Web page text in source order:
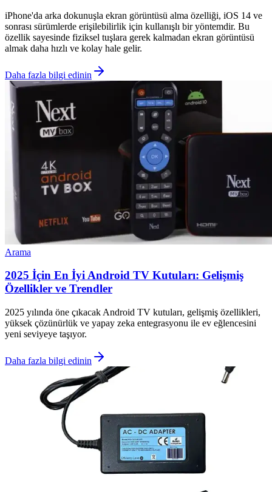
iPhone'da arka dokunuşla ekran görüntüsü alma özelliği, iOS 14 ve
sonrası sürümlerde erişilebilirlik için kullanışlı bir yöntemdir. Bu
özellik sayesinde fiziksel tuşlara gerek kalmadan ekran görüntüsü
almak daha hızlı ve kolay hale gelir.
Daha fazla bilgi edinin
Arama
2025 İçin En İyi Android TV Kutuları: Gelişmiş
Özellikler ve Trendler
2025 yılında öne çıkacak Android TV kutuları, gelişmiş özellikleri,
yüksek çözünürlük ve yapay zeka entegrasyonu ile ev eğlencesini
yeni seviyeye taşıyor.
Daha fazla bilgi edinin